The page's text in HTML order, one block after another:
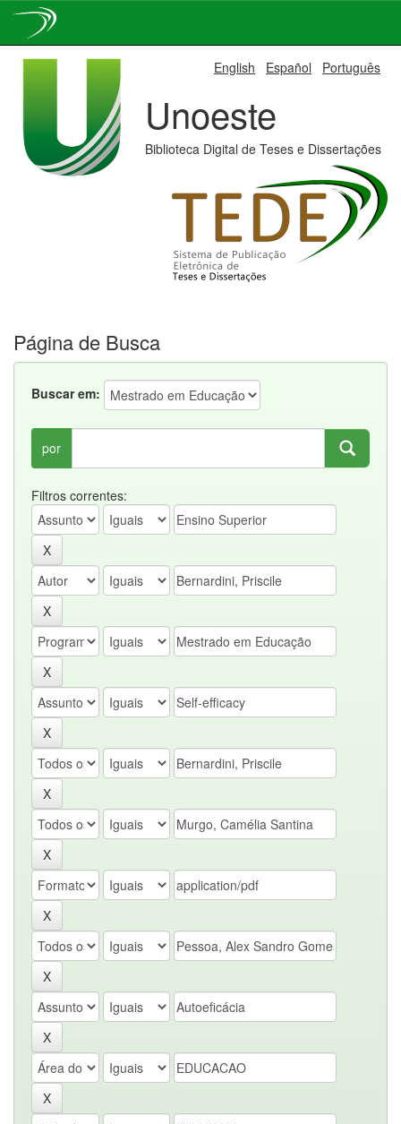
English Español Português
Unoeste
Biblioteca Digital de Teses e Dissertações
Página de Busca
Buscar em:
por
Filtros correntes: